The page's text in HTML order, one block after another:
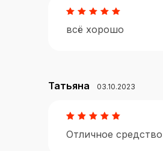
всё хорошо
Татьяна 03.10.2023
Отличное средство